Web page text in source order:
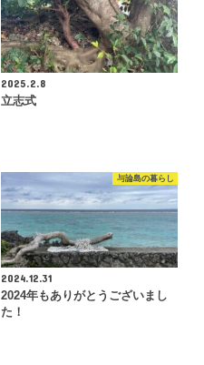
2025.2.8
立志式
与論島の暮らし
2024.12.31
2024年もありがとうございまし
た！